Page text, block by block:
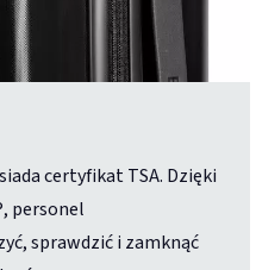
certyfikat TSA. Dzięki
personel
sprawdzić i zamknąć